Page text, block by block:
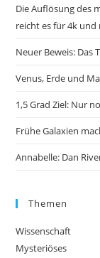
Die Auflösung des
reicht es für 4k und
Neuer Beweis: Das
Venus, Erde und
1,5 Grad Ziel: Nur
Frühe Galaxien
Annabelle: Dan
Themen
Wissenschaft
Mysteriöses